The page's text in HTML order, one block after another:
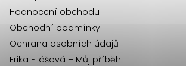
Hodnocení obchodu
Obchodní podmínky
Ochrana osobních údajů
Erika Eliášová – Můj příběh